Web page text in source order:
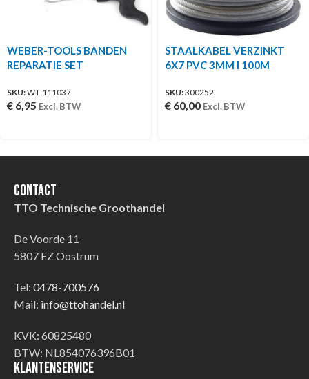
WEBER-TOOLS BANDEN
REPARATIE SET
SKU:WT-111037
€ 6,95 Excl. BTW
STAALKABEL VERZINKT
6X7 PVC 3MM I 100M
SKU:300252
€ 60,00 Excl. BTW
Contact
TTO Technische Groothandel
De Voorde 11
5807 EZ Oostrum
Tel: 0478-700576
Mail: info@ttohandel.nl
KVK: 60825480
BTW: NL854076396B01
Klantenservice